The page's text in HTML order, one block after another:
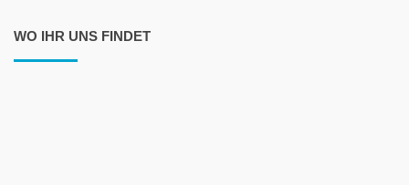
WO IHR UNS FINDET